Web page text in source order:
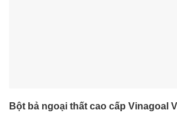
Bột bả ngoại thất cao cấp Vinagoal